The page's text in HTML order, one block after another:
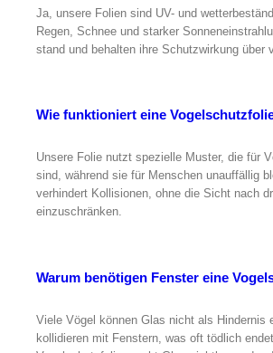
Ja, unsere Folien sind UV- und
Regen, Schnee und starker
stand und behalten ihre Schutzwirkung über
Wie funktioniert eine
Unsere Folie nutzt spezielle Muster, die für
sind, während sie für Menschen unauffällig
verhindert Kollisionen, ohne die Sicht nach
einzuschränken.
Warum benötigen Fenster eine
Viele Vögel können Glas nicht als Hindernis
kollidieren mit Fenstern, was oft tödlich